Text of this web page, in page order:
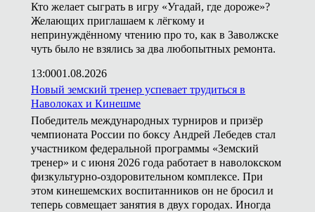
Кто желает сыграть в игру «Угадай, где дороже»?
Желающих приглашаем к лёгкому и
непринуждённому чтению про то, как в Заволжске
чуть было не взялись за два любопытных ремонта.
13:0001.08.2026
Новый земский тренер успевает трудиться в
Наволоках и Кинешме
Победитель международных турниров и призёр
чемпионата России по боксу Андрей Лебедев стал
участником федеральной программы «Земский
тренер» и с июня 2026 года работает в наволокском
физкультурно-оздоровительном комплексе. При
этом кинешемских воспитанников он не бросил и
теперь совмещает занятия в двух городах. Иногда